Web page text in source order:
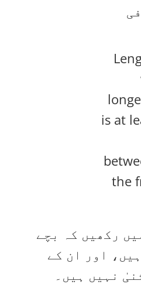
–
is at
the
رکھیں کہ بچے
اور ان کے
نہیں ہیں۔